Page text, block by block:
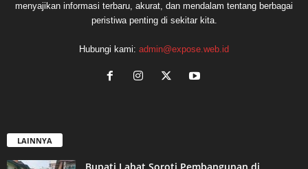
menyajikan informasi terbaru, akurat, dan mendalam tentang berbagai
peristiwa penting di sekitar kita.
Hubungi kami: admin@expose.web.id
LAINNYA